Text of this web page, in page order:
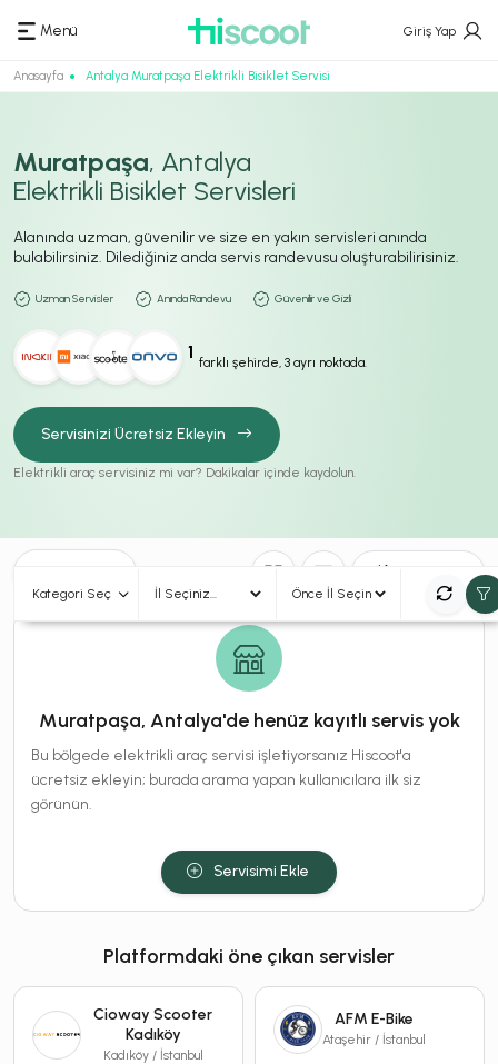
Menü Giriş Yap
Anasayfa Antalya Muratpaşa Elektrikli Bisiklet Servisi
Muratpaşa, Antalya
Elektrikli Bisiklet Servisleri
Alanında uzman, güvenilir ve size en yakın servisleri anında
bulabilirsiniz. Dilediğiniz anda servis randevusu oluşturabilirisiniz.
Uzman Servisler Anında Randevu Güvenilir ve Gizli
1 farklı şehirde, 3 ayrı noktada.
Servisinizi Ücretsiz Ekleyin
Elektrikli araç servisiniz mi var? Dakikalar içinde kaydolun.
Kategori Seç
Muratpaşa, Antalya'de henüz kayıtlı servis yok
Bu bölgede elektrikli araç servisi işletiyorsanız Hiscoot'a
ücretsiz ekleyin; burada arama yapan kullanıcılara ilk siz
görünün.
Servisimi Ekle
Platformdaki öne çıkan servisler
Cioway Scooter
Kadıköy
Kadıköy / İstanbul
AFM E-Bike
Ataşehir / İstanbul